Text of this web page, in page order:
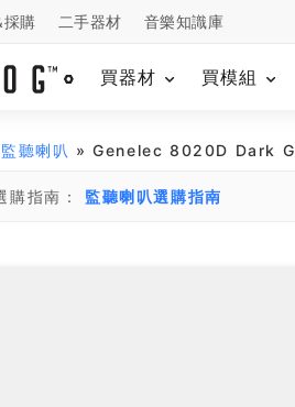
採購 二手器材 音樂知識庫
買器材 買模組
監聽喇叭 » Genelec 8020D Dark
購指南： 監聽喇叭選購指南